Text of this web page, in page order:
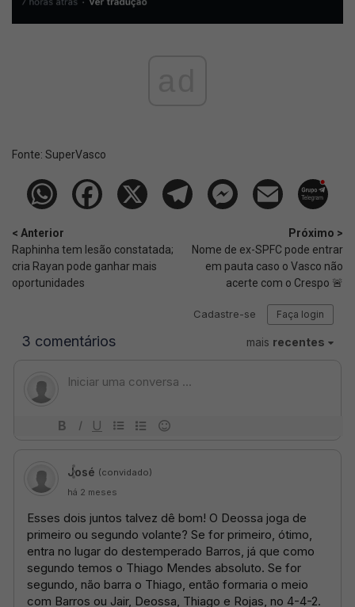
Fonte: SuperVasco‎‎‎‎‎‎
< Anterior
Raphinha tem lesão constatada;
cria Rayan pode ganhar mais
oportunidades
Próximo >
Nome de ex-SPFC pode entrar
em pauta caso o Vasco não
acerte com o Crespo 🚨